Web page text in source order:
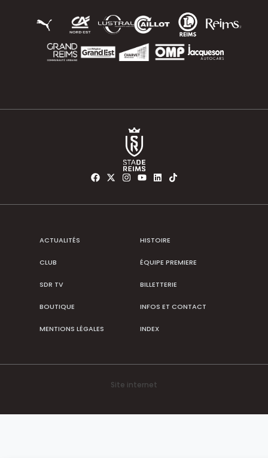
ACTUALITÉS
CLUB
SDR TV
BOUTIQUE
MENTIONS LÉGALES
HISTOIRE
ÉQUIPE PREMIERE
BILLETTERIE
INFOS ET CONTACT
INDEX
Site internet